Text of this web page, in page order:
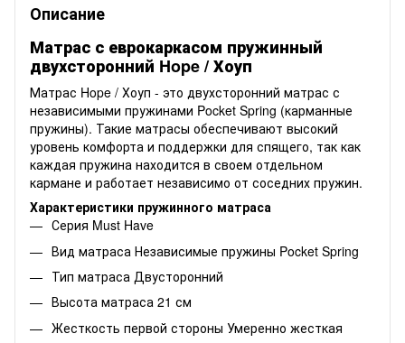
Описание
Матрас с еврокаркасом пружинный
двухсторонний Hope / Хоуп
Матрас Hope / Хоуп - это двухсторонний матрас с
независимыми пружинами Pocket Spring (карманные
пружины). Такие матрасы обеспечивают высокий
уровень комфорта и поддержки для спящего, так как
каждая пружина находится в своем отдельном
кармане и работает независимо от соседних пружин.
Характеристики пружинного матраса
Серия Must Have
Вид матраса Независимые пружины Pocket Spring
Тип матраса Двусторонний
Высота матраса 21 см
Жесткость первой стороны Умеренно жесткая